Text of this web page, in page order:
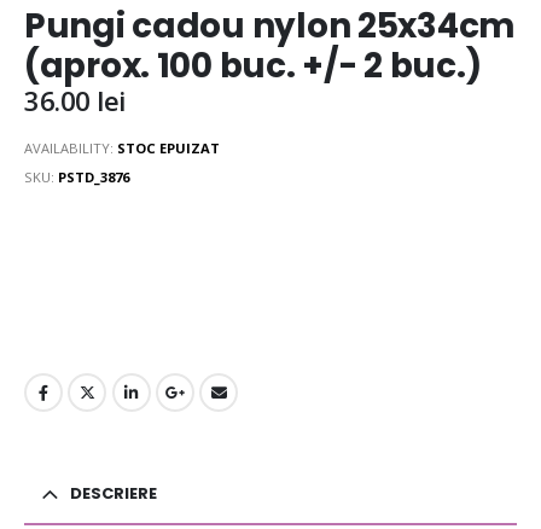
Pungi cadou nylon 25x34cm
(aprox. 100 buc. +/- 2 buc.)
36.00 lei
AVAILABILITY: STOC EPUIZAT
SKU: PSTD_3876
DESCRIERE